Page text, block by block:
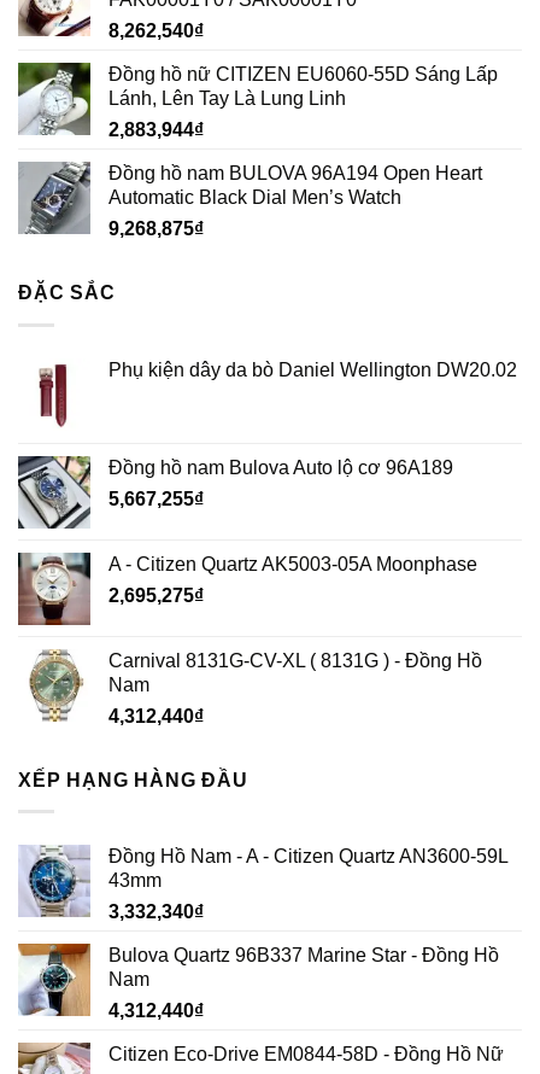
8,262,540₫
Đồng hồ nữ CITIZEN EU6060-55D Sáng Lấp
Lánh, Lên Tay Là Lung Linh
2,883,944₫
Đồng hồ nam BULOVA 96A194 Open Heart
Automatic Black Dial Men’s Watch
9,268,875₫
ĐẶC SẮC
Phụ kiện dây da bò Daniel Wellington DW20.02
Đồng hồ nam Bulova Auto lộ cơ 96A189
5,667,255₫
A - Citizen Quartz AK5003-05A Moonphase
2,695,275₫
Carnival 8131G-CV-XL ( 8131G ) - Đồng Hồ
Nam
4,312,440₫
XẾP HẠNG HÀNG ĐẦU
Đồng Hồ Nam - A - Citizen Quartz AN3600-59L
43mm
3,332,340₫
Bulova Quartz 96B337 Marine Star - Đồng Hồ
Nam
4,312,440₫
Citizen Eco-Drive EM0844-58D - Đồng Hồ Nữ